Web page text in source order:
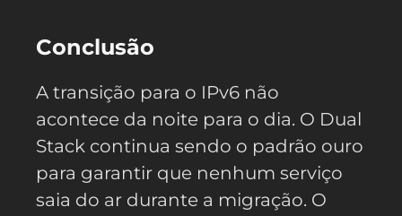
Conclusão
A transição para o IPv6 não
acontece da noite para o dia. O Dual
Stack continua sendo o padrão ouro
para garantir que nenhum serviço
saia do ar durante a migração. O